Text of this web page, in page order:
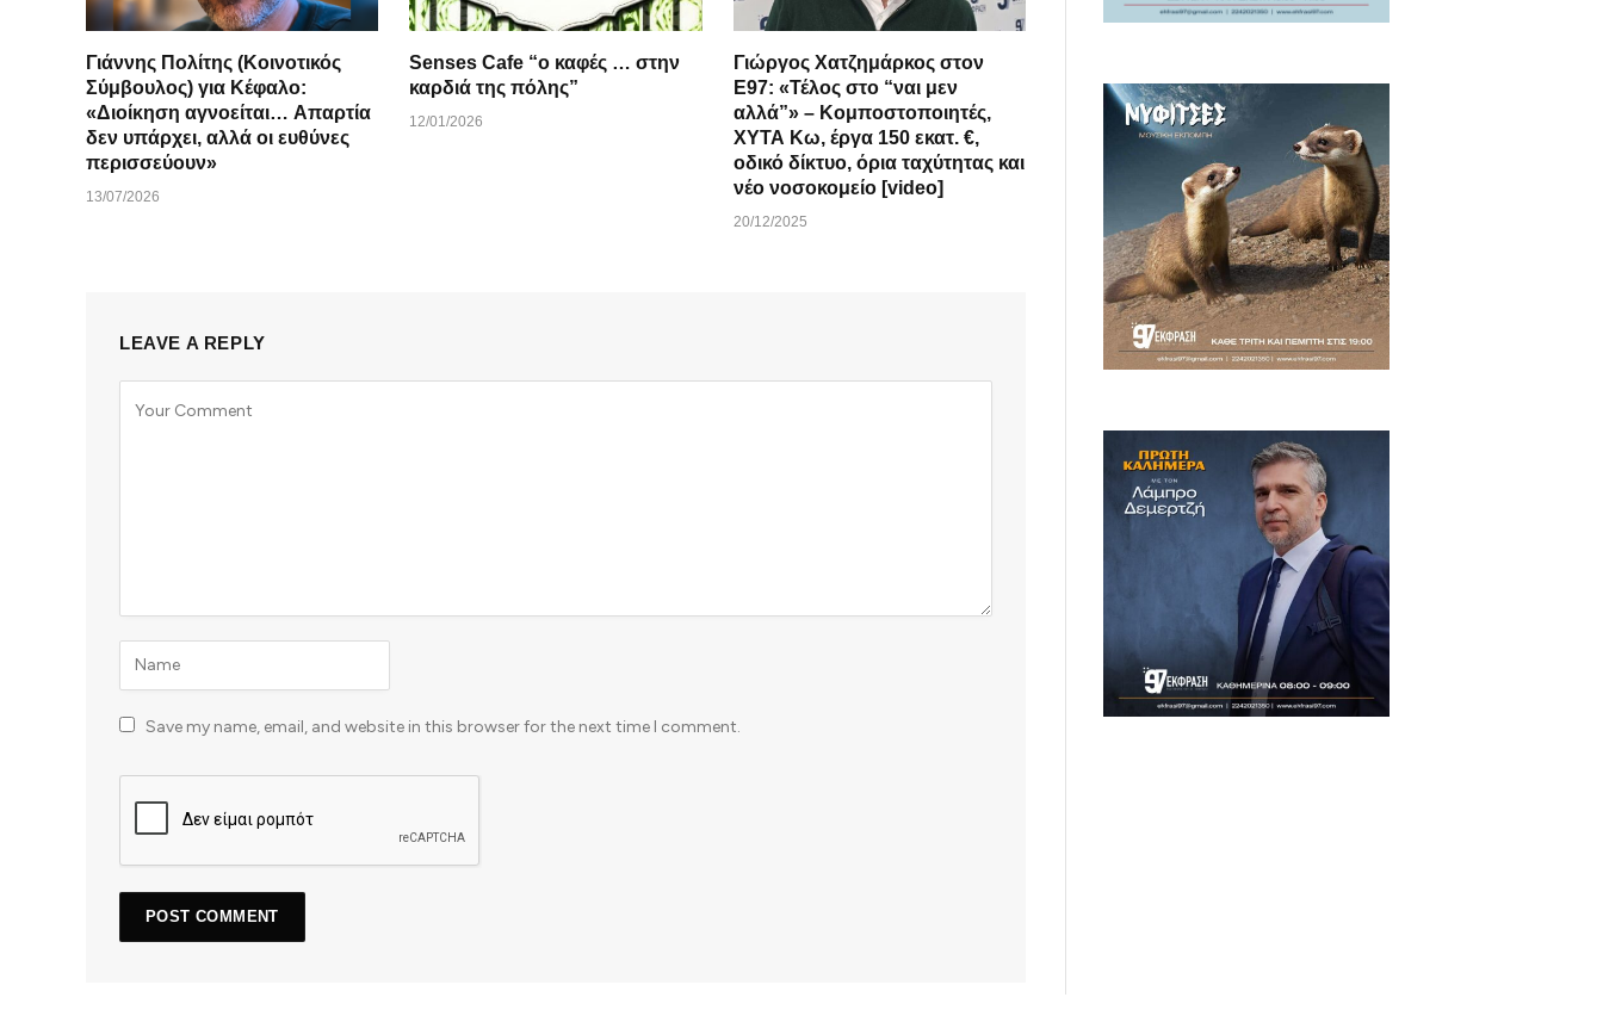
Γιάννης Πολίτης (Κοινοτικός
Σύμβουλος) για Κέφαλο:
«Διοίκηση αγνοείται… Απαρτία
δεν υπάρχει, αλλά οι ευθύνες
περισσεύουν»
13/07/2026
Senses Cafe “ο καφές … στην
καρδιά της πόλης”
12/01/2026
Γιώργος Χατζημάρκος στον
Ε97: «Τέλος στο “ναι μεν
αλλά”» – Κομποστοποιητές,
ΧΥΤΑ Κω, έργα 150 εκατ. €,
οδικό δίκτυο, όρια ταχύτητας και
νέο νοσοκομείο [video]
20/12/2025
LEAVE A REPLY
Save my name, email, and website in this browser for the next time I comment.